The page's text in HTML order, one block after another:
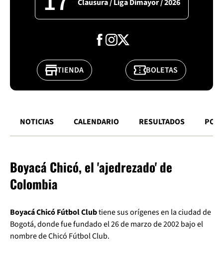
Clausura / Liga Dimayor / 2026
TIENDA BOLETAS
NOTICIAS CALENDARIO RESULTADOS
Boyacá Chicó, el 'ajedrezado' de
Colombia
Boyacá Chicó Fútbol Clubtiene sus orígenes en la ciudad de
Bogotá, donde fue fundado el 26 de marzo de 2002 bajo el
nombre de Chicó Fútbol Club.